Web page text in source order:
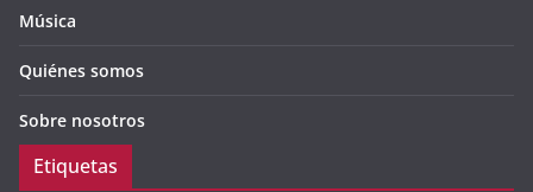
Música
Quiénes somos
Sobre nosotros
Etiquetas